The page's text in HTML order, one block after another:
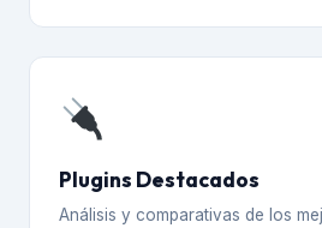
Plugins Destacados
Análisis y comparativas de los